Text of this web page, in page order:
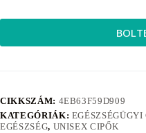
CIKKSZÁM: 4EB63F59D909
KATEGÓRIÁK: EGÉSZSÉGÜGYI
EGÉSZSÉG, UNISEX CIPŐK